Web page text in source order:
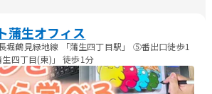
蒲生オフィス
堀鶴見緑地線 「蒲生四丁目駅」 ⑤番出口徒歩1
四丁目(東)」 徒歩1分